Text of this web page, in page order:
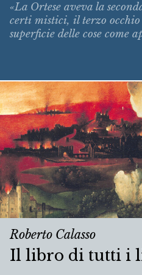
«La Ortese aveva la
certi mistici, il terzo occhio
superficie delle cose come
Roberto Calasso
Il libro di tutti i